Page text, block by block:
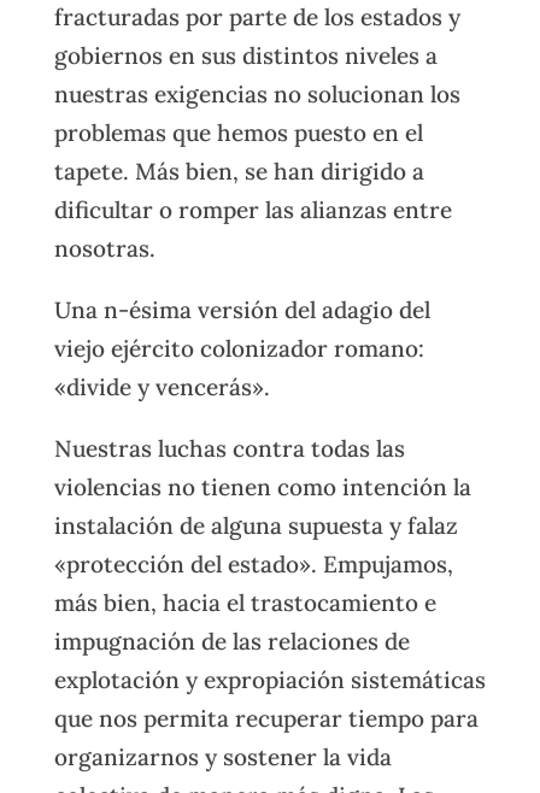
fracturadas por parte de los estados y
gobiernos en sus distintos niveles a
nuestras exigencias no solucionan los
problemas que hemos puesto en el
tapete. Más bien, se han dirigido a
dificultar o romper las alianzas entre
nosotras.
Una n-ésima versión del adagio del
viejo ejército colonizador romano:
«divide y vencerás».
Nuestras luchas contra todas las
violencias no tienen como intención la
instalación de alguna supuesta y falaz
«protección del estado». Empujamos,
más bien, hacia el trastocamiento e
impugnación de las relaciones de
explotación y expropiación sistemáticas
que nos permita recuperar tiempo para
organizarnos y sostener la vida